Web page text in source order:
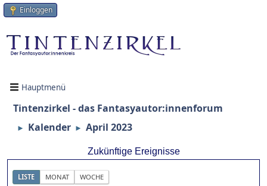
Einloggen
Hauptmenü
Tintenzirkel - das Fantasyautor:innenforum
► Kalender ► April 2023
Zukünftige Ereignisse
LISTE MONAT WOCHE